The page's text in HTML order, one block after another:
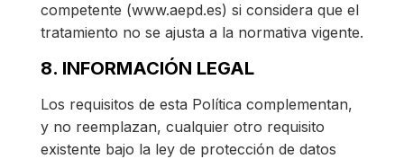
competente (www.aepd.es) si considera que el
tratamiento no se ajusta a la normativa vigente.
8. INFORMACIÓN LEGAL
Los requisitos de esta Política complementan,
y no reemplazan, cualquier otro requisito
existente bajo la ley de protección de datos